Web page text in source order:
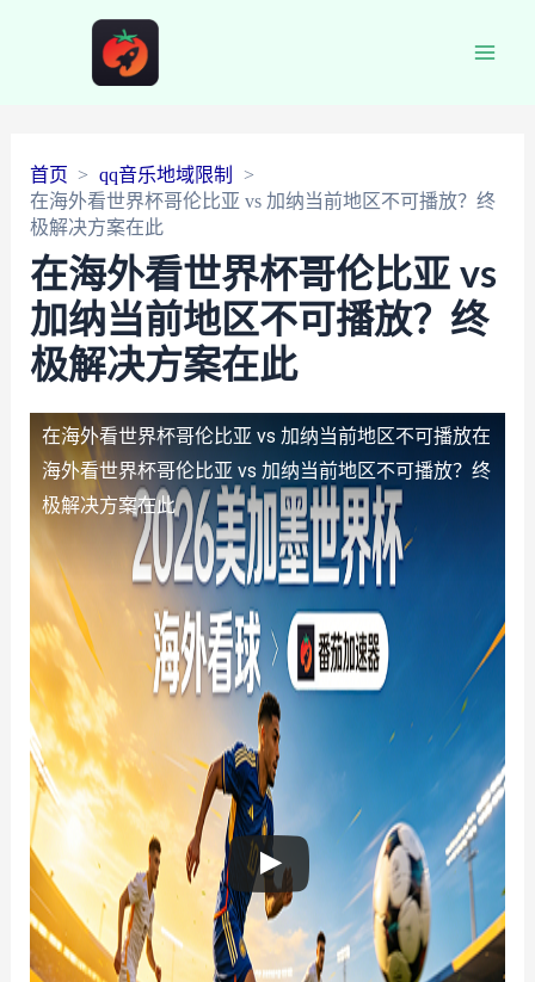
首页
qq音乐地域限制
在海外看世界杯哥伦比亚 vs 加纳当前地区不可播放？终
极解决方案在此
在海外看世界杯哥伦比亚 vs
加纳当前地区不可播放？终
极解决方案在此
在海外看世界杯哥伦比亚 vs 加纳当前地区不可播放在
海外看世界杯哥伦比亚 vs 加纳当前地区不可播放？终
极解决方案在此